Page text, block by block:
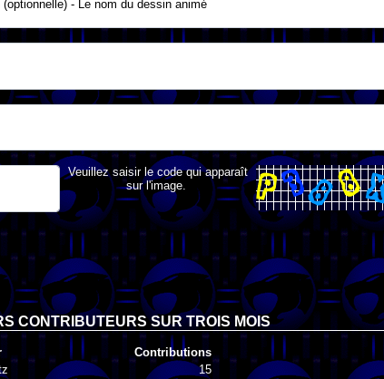
- Le nom du dessin animé
Veuillez saisir le code qui apparaît
sur l'image.
CONTRIBUTEURS SUR TROIS MOIS
Contributions
15